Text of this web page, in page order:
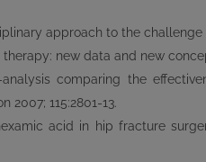
approach to the challenge
new data and new
comparing the
2007; 115:2801-13.
acid in hip fracture